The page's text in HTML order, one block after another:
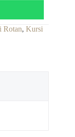
Rotan, Kursi